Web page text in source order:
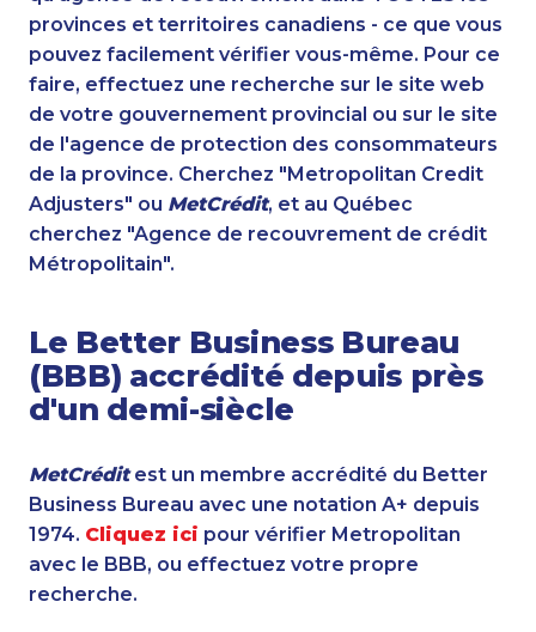
provinces et territoires canadiens - ce que vous
pouvez facilement vérifier vous-même. Pour ce
faire, effectuez une recherche sur le site web
de votre gouvernement provincial ou sur le site
de l'agence de protection des consommateurs
de la province. Cherchez "Metropolitan Credit
Adjusters" ou MetCrédit, et au Québec
cherchez "Agence de recouvrement de crédit
Métropolitain".
Le Better Business Bureau
(BBB) accrédité depuis près
d'un demi-siècle
MetCréditest un membre accrédité du Better
Business Bureau avec une notation A+ depuis
1974. Cliquez ici pour vérifier Metropolitan
avec le BBB, ou effectuez votre propre
recherche.